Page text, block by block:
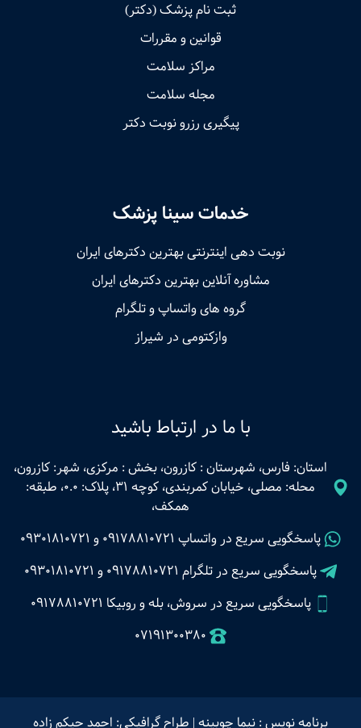
ثبت نام پزشک (دکتر)
قوانین و مقررات
مراکز سلامت
مجله سلامت
پیگیری رزرو نوبت دکتر
خدمات سینا پزشک
نوبت‌ دهی اینترنتی بهترین دکترهای ایران
مشاوره آنلاین بهترین دکترهای ایران
گروه های واتساپ و تلگرام
وازکتومی در شیراز
با ما در ارتباط باشید
استان: فارس، شهرستان : کازرون، بخش : مرکزی، شهر: کازرون،
محله: مصلی، خیابان کمربندی، کوچه 31، پلاک: 0.0، طبقه:
همکف،
پاسخگویی سریع در واتساپ 09178810721 و 09301810721
پاسخگویی سریع در تلگرام 09178810721 و 09301810721
پاسخگویی سریع در سروش، بله و روبیکا 09178810721
07191300380
برنامه نویس : نیما چوبینه | طراح گرافیکی: احمد حیکم زاده